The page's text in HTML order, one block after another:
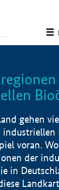
gehen
voran.
der
in